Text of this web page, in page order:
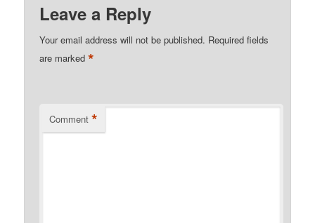
Leave a Reply
Your email address will not be published. Required fields
are marked*
Comment *